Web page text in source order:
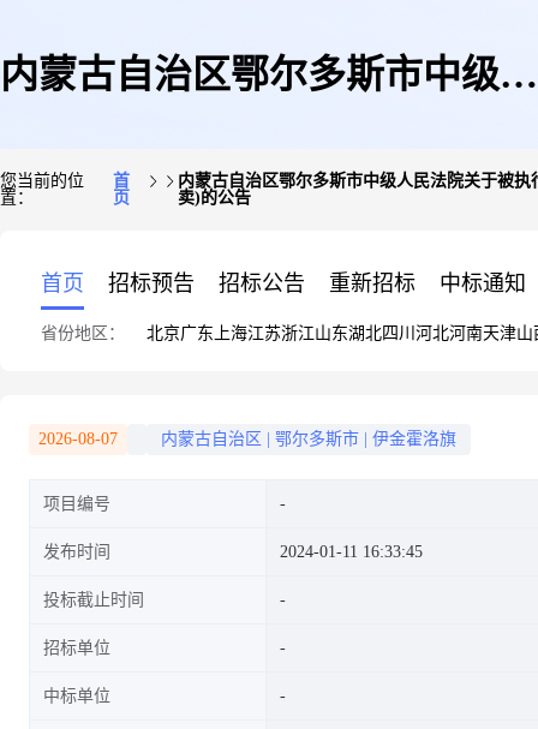
内蒙古自治区鄂尔多斯市中级人
(伊金霍洛旗购物中心)11-1-
3065,房屋用途:商业,建筑面积92
您当前的位
置：
首
页
内蒙古自治区鄂尔多斯市中级人民法院关于被
卖)的公告
首页 招标预告 招标公告 重新招标 中标通知
省份地区： 北京广东 上海江苏浙江山东湖北四川 河北河南天津山
2026-08-07 内蒙古自治区 鄂尔多斯市 伊金霍洛旗
项目编号
发布时间 2024-01-11 16:33:45
投标截止时间
招标单位
中标单位